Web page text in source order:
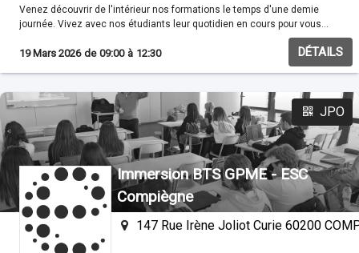
Venez découvrir de l'intérieur nos formations le temps d'une demie
journée. Vivez avec nos étudiants leur quotidien en cours pour vous
19 Mars 2026 de 09:00 à 12:30 DÉTAILS
JPO
Immersion BTS GPME - ESC
Compiègne
147 Rue Irène Joliot Curie 60200